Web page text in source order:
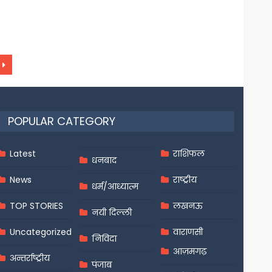
POPULAR CATEGORY
Latest
News
TOP STORIES
Uncategorized
अन्तर्राष्ट्रीय
धनबाद
धर्म/आध्यात्म
नयी दिल्ली
निविदा
पंजाब
राशिफल
राष्ट्रीय
लखनऊ
वाराणसी
आज़मगढ़